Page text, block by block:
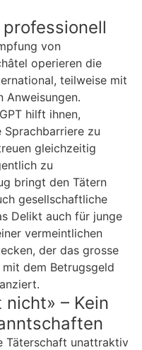
von
operieren die
teilweise mit
Anweisungen.
hilft ihnen,
zu
gleichzeitig
zu
bringt den Tätern
gesellschaftliche
Delikt auch für junge
vermeintlichen
der das grosse
dem Betrugsgeld
– Kein
Täterschaft unattraktiv